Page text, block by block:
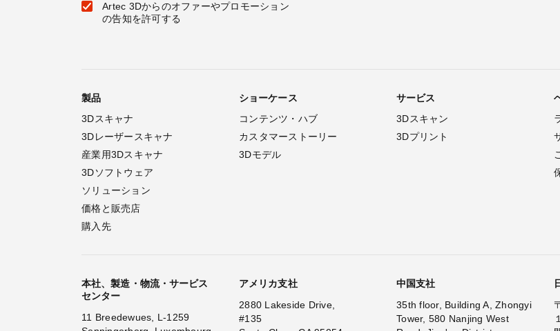
Artec 3Dからのオファーやプロモーション
の告知を許可する
製品
3Dスキャナ
3Dレーザースキャナ
産業用3Dスキャナ
3Dソフトウェア
ソリューション
価格と販売店
購入先
ショーケース
コンテンツ・ハブ
カスタマーストーリー
3Dモデル
サービス
3Dスキャン
3Dプリント
本社、製造・物流・サービス
センター
11 Breedewues, L-1259
アメリカ支社
2880 Lakeside Drive,
#135
中国支社
35th floor, Building A, Zhongyi
Tower, 580 Nanjing West